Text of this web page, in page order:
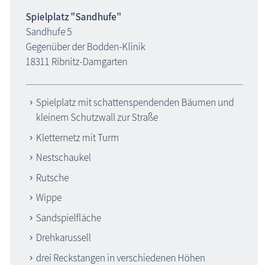
Spielplatz "Sandhufe"
Sandhufe 5
Gegenüber der Bodden-Klinik
18311 Ribnitz-Damgarten
Spielplatz mit schattenspendenden Bäumen und
kleinem Schutzwall zur Straße
Kletternetz mit Turm
Nestschaukel
Rutsche
Wippe
Sandspielfläche
Drehkarussell
drei Reckstangen in verschiedenen Höhen